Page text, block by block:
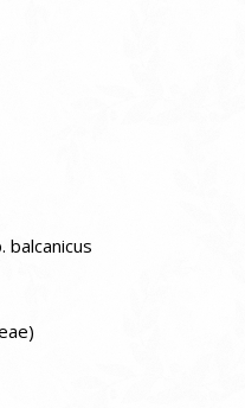
balcanicus